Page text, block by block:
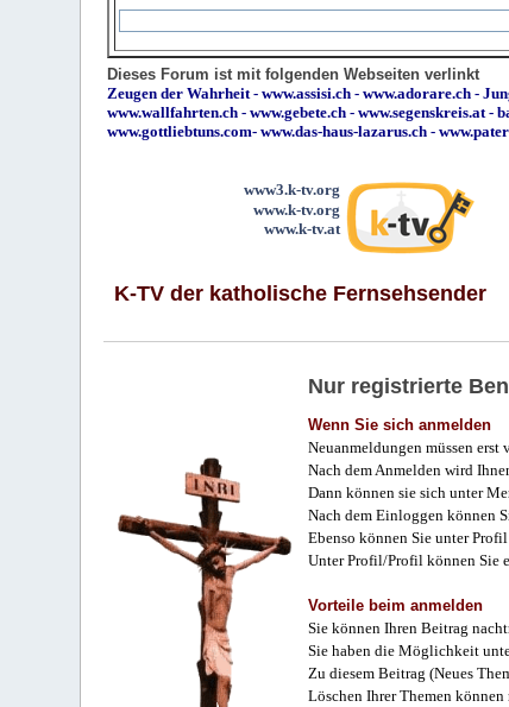
Dieses Forum ist mit folgenden Webseiten verlinkt
Zeugen der Wahrheit-www.assisi.ch -www.adorare.ch -
www.wallfahrten.ch -www.gebete.ch -www.segenskreis.at-
www.gottliebtuns.com-www.das-haus-lazarus.ch -
www3.k-tv.org
www.k-tv.org
www.k-tv.at
K-TV der katholische Fernsehsender
Nur registrierte
Wenn Sie sich anmelden
Neuanmeldungen müssen
Nach dem Anmelden wird
Dann können sie sich unter
Nach dem Einloggen können
Ebenso können Sie unter
Unter Profil/Profil können Sie
Vorteile beim anmelden
Sie können Ihren Beitrag
Sie haben die Möglichkeit
Zu diesem Beitrag (Neues
Löschen Ihrer Themen